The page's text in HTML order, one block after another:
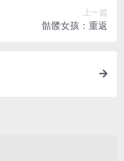
上一篇
骷髅女孩：重返